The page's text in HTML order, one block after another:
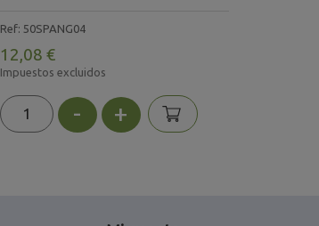
Ref: 50SPANG04
12,08 €
Impuestos excluidos
- +